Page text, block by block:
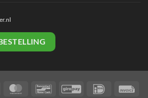
MasterCardBancontactGiroPay IDeal